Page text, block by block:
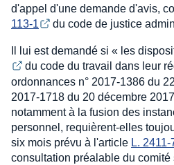
d'appel d'une demande d'avis,
113-1
du code de justice
Il lui est demandé si « les
du code du travail dans leur
ordonnances n° 2017-1386 du
2017-1718 du 20 décembre
notamment à la fusion des
personnel, requièrent-elles
six mois prévu à l'article L. 2411-
consultation préalable du